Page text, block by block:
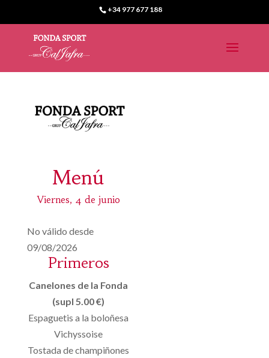
+34 977 677 188
Menú
Viernes, 4 de junio
No válido desde
09/08/2026
Primeros
Canelones de la Fonda
(supl 5.00 €)
Espaguetis a la boloñesa
Vichyssoise
Tostada de champiñones